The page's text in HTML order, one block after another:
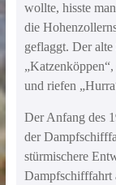
wollte, hisste
die
geflaggt. Der alte
und riefen
Der Anfang des
der
stürmischere
Dampfschifffahrt